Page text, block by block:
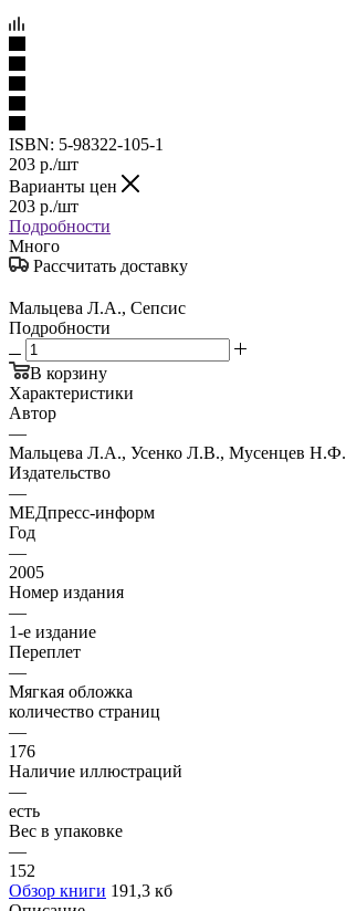
ISBN: 5-98322-105-1
203 р./шт
Варианты цен
203 р./шт
Подробности
Много
Рассчитать доставку
Мальцева Л.А., Сепсис
Подробности
В корзину
Характеристики
Автор
—
Мальцева Л.А., Усенко Л.В., Мусенцев Н.Ф.
Издательство
—
МЕДпресс-информ
Год
—
2005
Номер издания
—
1-е издание
Переплет
—
Мягкая обложка
количество страниц
—
176
Наличие иллюстраций
—
есть
Вес в упаковке
—
152
Обзор книги 191,3 кб